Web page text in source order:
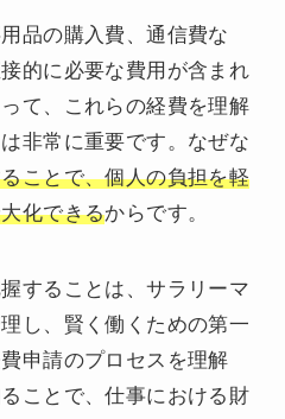
品の購入費、通信費な
的に必要な費用が含まれ
て、これらの経費を理解
非常に重要です。なぜな
ことで、個人の負担を軽
化できるからです。
することは、サラリーマ
し、賢く働くための第一
申請のプロセスを理解
ことで、仕事における財